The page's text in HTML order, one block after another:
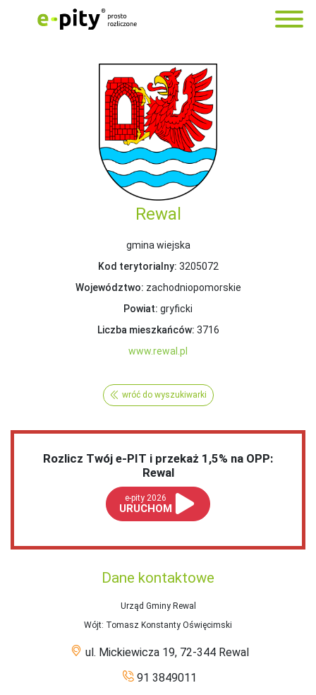
Rewal
gmina wiejska
Kod terytorialny: 3205072
Województwo: zachodniopomorskie
Powiat: gryficki
Liczba mieszkańców: 3716
www.rewal.pl
wróć do wyszukiwarki
Rozlicz Twój e-PIT i przekaż 1,5% na OPP:
Rewal
e-pity 2026
URUCHOM
Dane kontaktowe
Urząd Gminy Rewal
Wójt: Tomasz Konstanty Oświęcimski
ul. Mickiewicza 19, 72-344 Rewal
91 3849011